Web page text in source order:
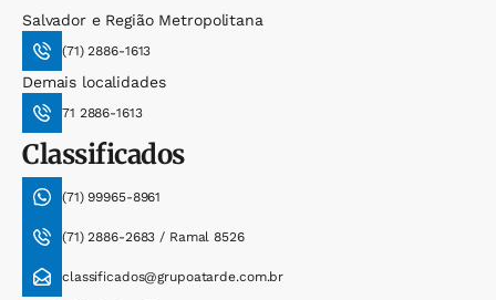
Salvador e Região Metropolitana
(71) 2886-1613
Demais localidades
71 2886-1613
Classificados
(71) 99965-8961
(71) 2886-2683 / Ramal 8526
classificados@grupoatarde.com.br